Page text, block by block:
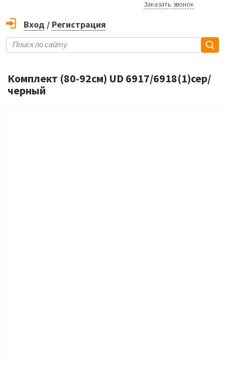
Заказать звонок
Вход / Регистрация
Комплект (80-92см) UD 6917/6918(1)сер/
черный